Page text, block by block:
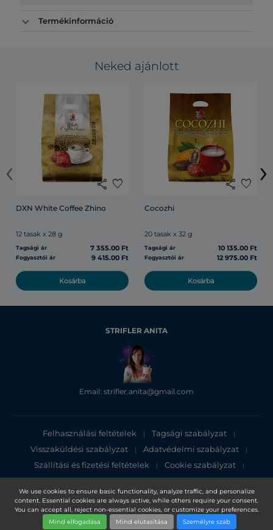
We use cookies to ensure basic functionality, analyze traffic, and personalize
content. Essential cookies are always active, while others require your consent.
You can accept all, reject non-essential cookies, or customize your preferences.
Mind elfogadása
Mind elutasítása Személyre szab
Termékinformáció
Neked ajánlott
share favorite
DXN White Coffee Zhino
12 tasak x 28 g
Tagsági ár 7 355.00 Ft
Fogyasztói ár 9 415.00 Ft
Kosárba
share favorite
Cocozhi
20 tasak x 32 g
Tagsági ár 10 135.00 Ft
Fogyasztói ár 12 975.00 Ft
Kosárba
‹ ›
STRIFLER ANITA
Email: strifler.anita@gmail.com
Felhasználási feltételek | Tagsági szabályzat |
Visszaküldési szabályzat | Adatvédelmi szabályzat |
Szállítási és fizetési feltételek | Cookie szabályzat |
Adatvédelmi tájékoztató
Copyright 2025, DXN Holdings Bhd. 199501033918 (363120-V)